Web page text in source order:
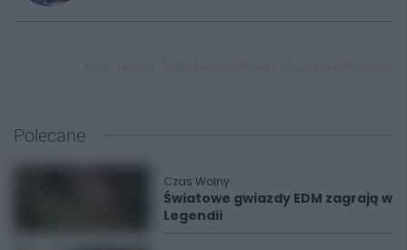
Polecane
Czas Wolny
Światowe gwiazdy EDM zagrają w
Legendii